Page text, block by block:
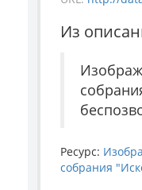
Из
Ресурс:
собрания